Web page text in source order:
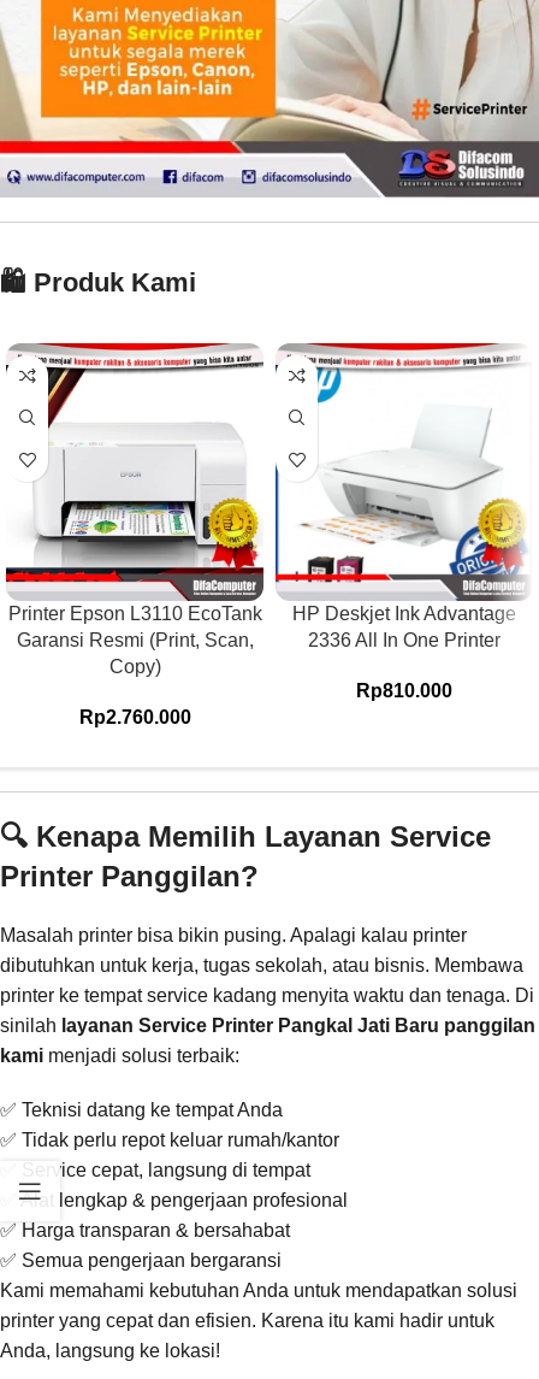
🛍️ Produk Kami
Printer Epson L3110 EcoTank
Garansi Resmi (Print, Scan,
Copy)
Rp2.760.000
HP Deskjet Ink Advantage
2336 All In One Printer
Rp810.000
🔍 Kenapa Memilih Layanan Service
Printer Panggilan?
Masalah printer bisa bikin pusing. Apalagi kalau printer
dibutuhkan untuk kerja, tugas sekolah, atau bisnis. Membawa
printer ke tempat service kadang menyita waktu dan tenaga. Di
sinilah layanan Service Printer Pangkal Jati Baru panggilan
kami menjadi solusi terbaik:
✅ Teknisi datang ke tempat Anda
✅ Tidak perlu repot keluar rumah/kantor
✅ Service cepat, langsung di tempat
✅ Alat lengkap & pengerjaan profesional
✅ Harga transparan & bersahabat
✅ Semua pengerjaan bergaransi
Kami memahami kebutuhan Anda untuk mendapatkan solusi
printer yang cepat dan efisien. Karena itu kami hadir untuk
Anda, langsung ke lokasi!